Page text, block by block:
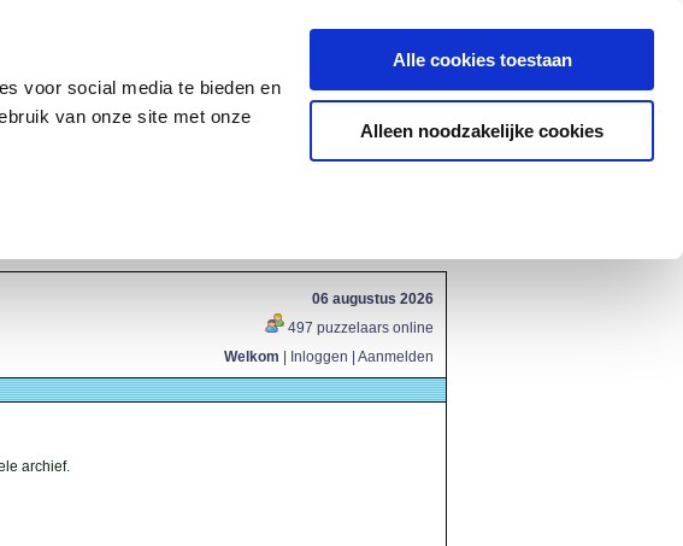
voor social media te bieden en
van onze site met onze
Alle cookies toestaan
Alleen noodzakelijke cookies
06 augustus 2026
497 puzzelaars online
Welkom
Inloggen Aanmelden
archief.